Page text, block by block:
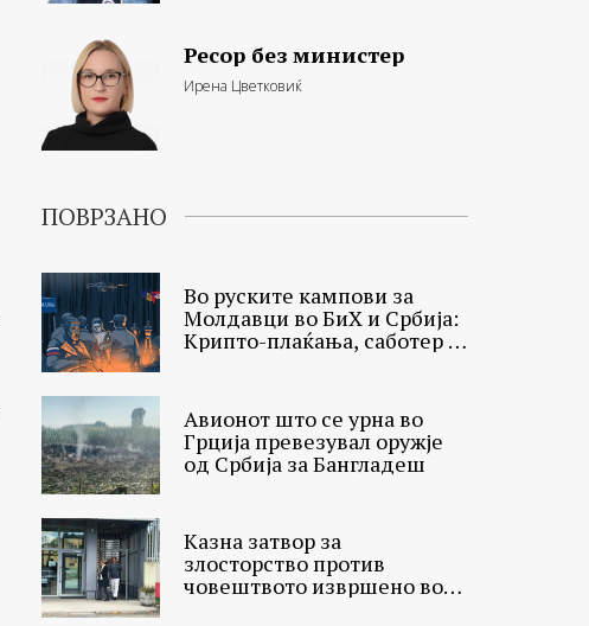
Ресор без министер
Ирена Цветковиќ
ПОВРЗАНО
Во руските кампови за
Молдавци во БиХ и Србија:
Крипто-плаќања, саботер и
Авионот што се урна во
Грција превезувал оружје
од Србија за Бангладеш
Казна затвор за
злосторство против
човештвото извршено во